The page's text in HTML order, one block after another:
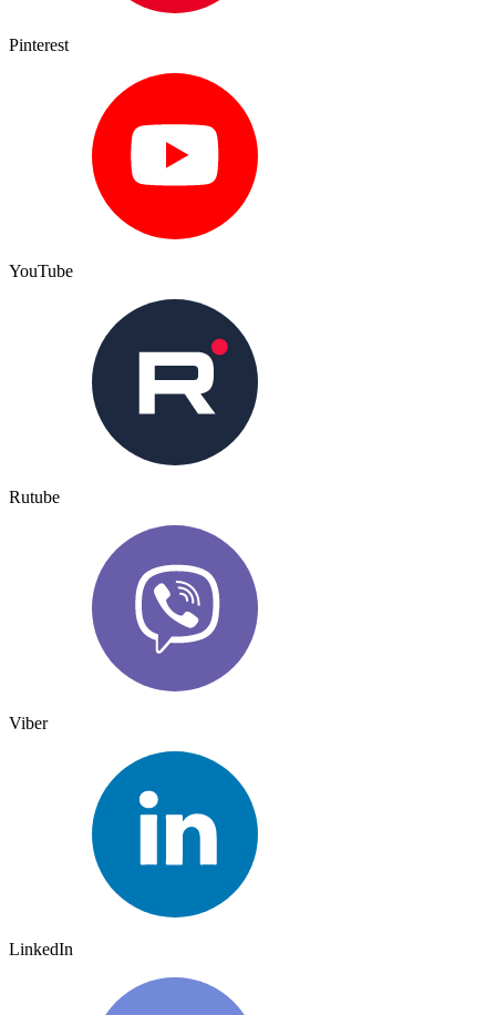
Pinterest
YouTube
Rutube
Viber
LinkedIn